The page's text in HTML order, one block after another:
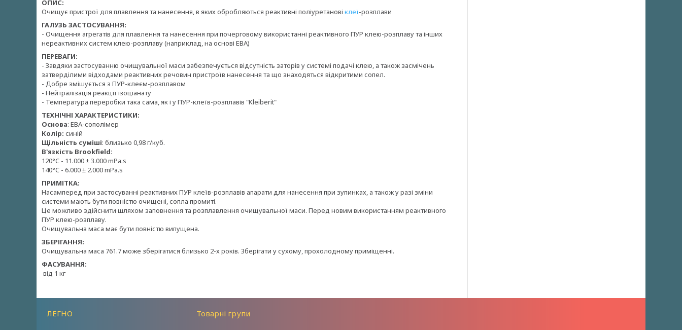
ОПИС:
Очищує пристрої для плавлення та нанесення, в яких обробляються реактивні поліуретанові клеї-розплави
ГАЛУЗЬ ЗАСТОСУВАННЯ:
- Очищення агрегатів для плавлення та нанесення при почерговому використанні реактивного ПУР клею-розплаву та інших
нереактивних систем клею-розплаву (наприклад, на основі ЕВА)
ПЕРЕВАГИ:
- Завдяки застосуванню очищувальної маси забезпечується відсутність заторів у системі подачі клею, а також засмічень
затверділими відходами реактивних речовин пристроїв нанесення та що знаходяться відкритими сопел.
- Добре змішується з ПУР-клеєм-розплавом
- Нейтралізація реакції ізоціанату
- Температура переробки така сама, як і у ПУР-клеїв-розплавів "Kleiberit"
ТЕХНІЧНІ ХАРАКТЕРИСТИКИ:
Основа: ЕВА-сополімер
Колір: синій
Щільність суміші: близько 0,98 г/куб.
В'язкість Brookfield:
120°C - 11.000 ± 3.000 mPa.s
140°C - 6.000 ± 2.000 mPa.s
ПРИМІТКА:
Насамперед при застосуванні реактивних ПУР клеїв-розплавів апарати для нанесення при зупинках, а також у разі зміни
системи мають бути повністю очищені, сопла промиті.
Це можливо здійснити шляхом заповнення та розплавлення очищувальної маси. Перед новим використанням реактивного
ПУР клею-розплаву.
Очищувальна маса має бути повністю випущена.
ЗБЕРІГАННЯ:
Очищувальна маса 761.7 може зберігатися близько 2-х років. Зберігати у сухому, прохолодному приміщенні.
ФАСУВАННЯ:
від 1 кг
ЛЕГНО Товарні групи